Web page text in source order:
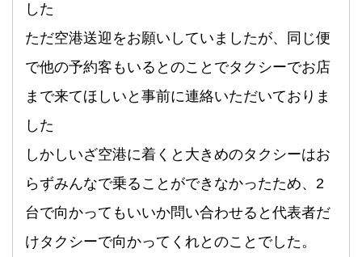
した
ただ空港送迎をお願いしていましたが、同じ便
で他の予約客もいるとのことでタクシーでお店
まで来てほしいと事前に連絡いただいておりま
した
しかしいざ空港に着くと大きめのタクシーはお
らずみんなで乗ることができなかったため、2
台で向かってもいいか問い合わせると代表者だ
けタクシーで向かってくれとのことでした。